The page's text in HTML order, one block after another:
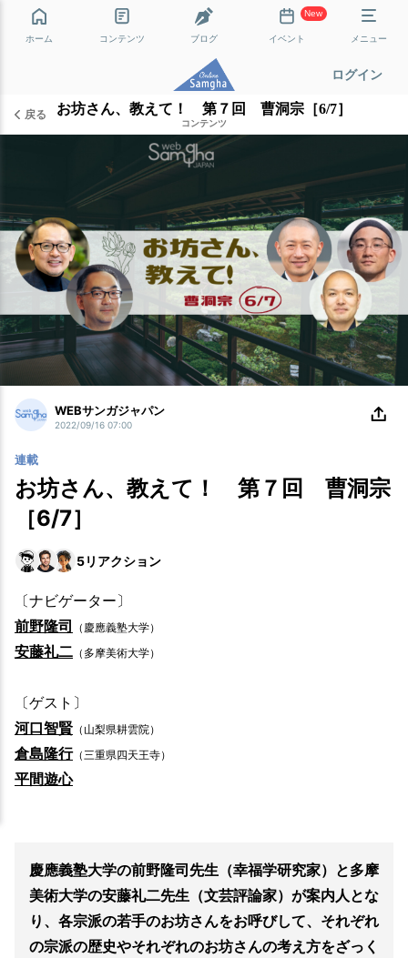
ホーム コンテンツ ブログ
New
イベント メニュー
ログイン
戻る お坊さん、教えて！ 第７回 曹洞宗［6/7］
コンテンツ
WEBサンガジャパン
2022/09/16 07:00
連載
お坊さん、教えて！ 第７回 曹洞宗
［6/7］
5リアクション
〔ナビゲーター〕
前野隆司
（慶應義塾大学）
安藤礼二 （多摩美術大学）
〔ゲスト〕
河口智賢 （山梨県耕雲院）
倉島隆行（三重県四天王寺）
平間遊心
慶應義塾大学の前野隆司先生（幸福学研究家）と多摩
美術大学の安藤礼二先生（文芸評論家）が案内人とな
り、各宗派の若手のお坊さんをお呼びして、それぞれ
の宗派の歴史やそれぞれのお坊さんの考え方をざっく